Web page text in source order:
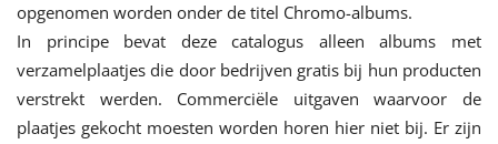
opgenomen worden onder de titel Chromo-albums.
In principe bevat deze catalogus alleen albums met
verzamelplaatjes die door bedrijven gratis bij hun producten
verstrekt werden. Commerciële uitgaven waarvoor de
plaatjes gekocht moesten worden horen hier niet bij. Er zijn